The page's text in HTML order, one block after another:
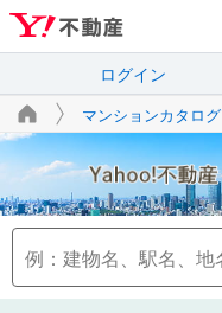
ログイン
マンションカタログ